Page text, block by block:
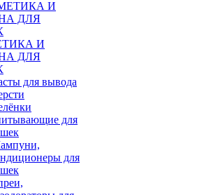
И
ДЛЯ
для вывода
для
для